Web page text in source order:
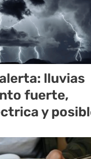
lluvias
fuerte,
y